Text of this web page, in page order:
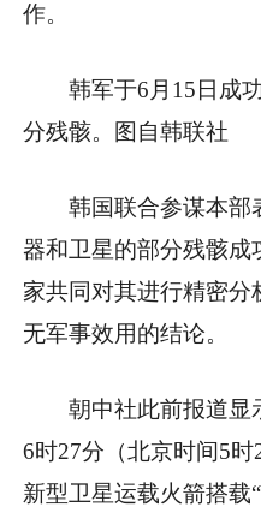
作。
韩军于6月15日成
分残骸。图自韩联社
韩国联合参谋本部
器和卫星的部分残骸成
家共同对其进行精密分
无军事效用的结论。
朝中社此前报道显
6时27分（北京时间5时
新型卫星运载火箭搭载